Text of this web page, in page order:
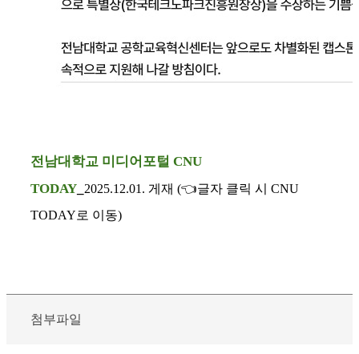
전남대학교 미디어포털 CNU
TODAY 2025.12.01. 게 재 (👈글자 클릭 시 CNU
TODAY로 이동)
첨부파일